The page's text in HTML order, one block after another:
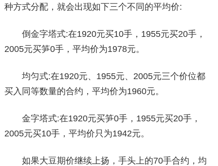
种方式分配，就会出现如下三个不同的平均价:
倒金字塔式:在1920元买10手，1955元买20手，
2005元买笋0手，平均价为1978元。
均匀式:在1920元、1955元、2005元三个价位都
买入同等数量的合约，平均价为1960元。
金字塔式:在1920元买笋0手，1955元买20手，
2005元买10手，平均价只为1942元。
如果大豆期价继续上扬，手头上的70手合约，均